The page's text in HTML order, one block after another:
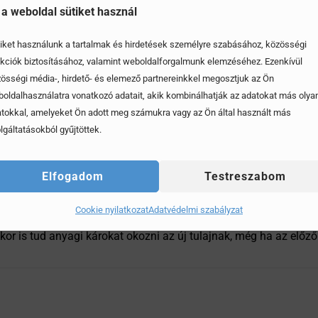
a weboldal sütiket használ
használunk a tartalmak és hirdetések személyre szabásához, közösségi
biztosításához, valamint weboldalforgalmunk elemzéséhez. Ezenkívül
média-, hirdető- és elemező partnereinkkel megosztjuk az Ön
vonatkozó adatait, akik kombinálhatják az adatokat más
amelyeket Ön adott meg számukra vagy az Ön által használt más
gyűjtöttek.
Elfogadom Testreszabom
Cookie nyilatkozatAdatvédelmi szabályzat
fordulatszámon kell üzemelnie. Összegezve tehát nagyon
egy autó keveset futott, „őrizgetett” autó, ha már
okozni, mint a rendszeres, egyenletes működtetés. A
a huzamosabb egy helyben állás miatt
állástól. A kocsi akkumulátora is meghal, ha sokáig
kezd működni, rosszkor fog nyitni, ha újra elkezdik
melyek nyitva maradtak az utolsó leállításnál, pára
ami az újbóli elővételnél egy idő után egyenetlen
is tud anyagi károkat okozni az új tulajnak, még ha az